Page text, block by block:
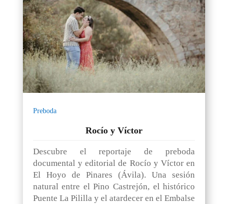
Preboda
Rocío y Víctor
Descubre el reportaje de preboda
documental y editorial de Rocío y Víctor en
El Hoyo de Pinares (Ávila). Una sesión
natural entre el Pino Castrejón, el histórico
Puente La Pililla y el atardecer en el Embalse